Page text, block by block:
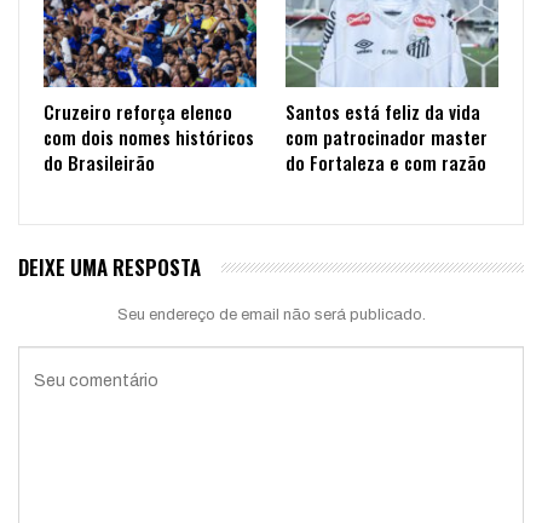
Cruzeiro reforça elenco
com dois nomes históricos
do Brasileirão
Santos está feliz da vida
com patrocinador master
do Fortaleza e com razão
DEIXE UMA RESPOSTA
Seu endereço de email não será publicado.